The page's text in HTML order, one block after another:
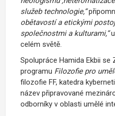
služeb technologie,“
obětavostí a etickými
společnostmi a kulturami,“
celém světě.
Spolupráce Hamida Ekbii
programu Filozofie pro
filozofie FF, katedra
název připravované
odborníky v oblasti umělé